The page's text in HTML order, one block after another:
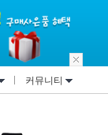
커뮤니티